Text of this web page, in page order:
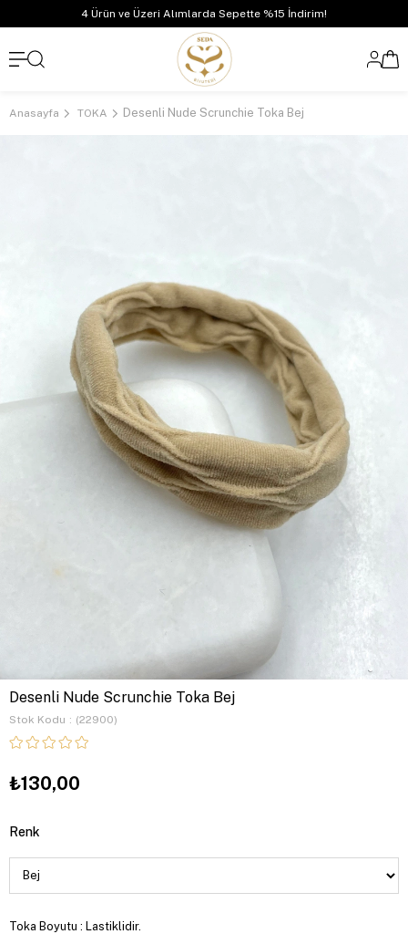
4 Ürün ve Üzeri Alımlarda Sepette %15 İndirim!
Anasayfa TOKA Desenli Nude Scrunchie Toka Bej
Desenli Nude Scrunchie Toka Bej
Stok Kodu (22900)
₺130,00
Renk
Toka Boyutu : Lastiklidir.